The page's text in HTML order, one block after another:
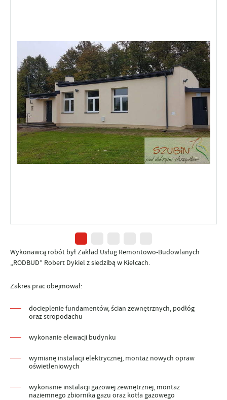
Wykonawcą robót był Zakład Usług Remontowo-Budowlanych
„RODBUD” Robert Dykiel z siedzibą w Kielcach.
Zakres prac obejmował:
docieplenie fundamentów, ścian zewnętrznych, podłóg
oraz stropodachu
wykonanie elewacji budynku
wymianę instalacji elektrycznej, montaż nowych opraw
oświetleniowych
wykonanie instalacji gazowej zewnętrznej, montaż
naziemnego zbiornika gazu oraz kotła gazowego